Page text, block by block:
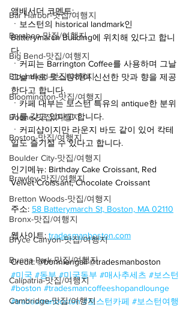
Bar Harbor-맛집/여행지
Baraboo-맛집/여행지
Big Bend-맛집/여행지
Bloomfield-맛집/여행지
Bloomington-맛집/여행지
Boone-맛집/여행지
Boston-맛집/여행지
Boulder City-맛집/여행지
Brawley-맛집/여행지
Bretton Woods-맛집/여행지
Bronx-맛집/여행지
Bryce Canyon-맛집/여행지
Buena Park-맛집/여행지
Calipatria-맛집/여행지
Cambridge-맛집/여행지
앰배서더 코멘트:
ㆍ보스턴의 historical landmark인
Batterymarch Building에 위치해 있다고 합니
다.
ㆍ커피는 Barrington Coffee를 사용하며 그날
그날 바로 로스팅하여 신선한 맛과 향을 제공
한다고 합니다.
ㆍ카페 내부는 보스턴 특유의 antique한 분위
기를 갖고 있다고 합니다.
ㆍ커피샵이지만 라운지 바도 같이 있어 칵테
일도 즐기실 수 있다고 합니다.
인기메뉴: Birthday Cake Croissant, Red
Velvet Croissant, Chocolate Croissant
주소: 58 Batterymarch St, Boston, MA 02110
웹사이트: tradesmanboston.com
Credit: @bonniengaii @tradesmanboston
#미국 #동부 #미국동부 #매사추세츠 #보스턴
#boston #tradesmancoffeeshopandlounge
#tradesmanboston #보스턴카페 #보스턴여행